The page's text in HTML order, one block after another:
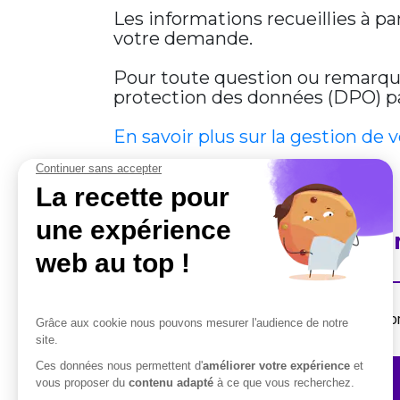
Les informations recueillies à
votre demande.
Pour toute question ou
protection des données (DPO)
En savoir plus sur la gestion de
En savoir plus sur
Destiné aux professionnels, la suite de
Contactez-nous